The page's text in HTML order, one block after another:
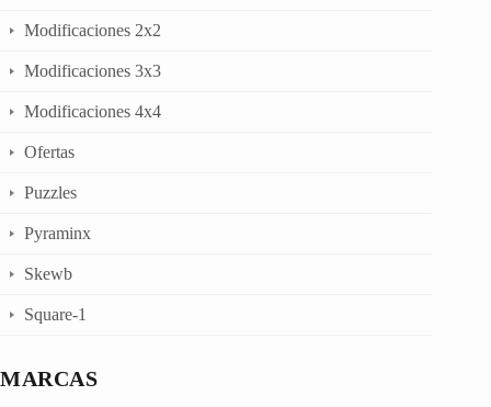
Modificaciones 2x2
Modificaciones 3x3
Modificaciones 4x4
Ofertas
Puzzles
Pyraminx
Skewb
Square-1
MARCAS